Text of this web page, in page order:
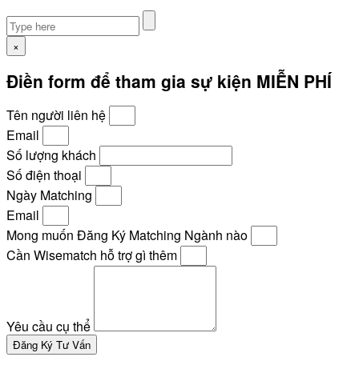
×
Điền form để tham gia sự kiện MIỄN PHÍ
Tên người liên hệ
Email
Số lượng khách
Số điện thoại
Ngày Matching
Email
Mong muốn Đăng Ký Matching Ngành nào
Cần Wisematch hỗ trợ gì thêm
Yêu cầu cụ thể
Đăng Ký Tư Vấn